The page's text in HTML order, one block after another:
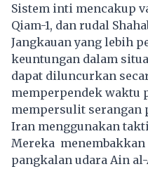
Sistem inti mencakup
Qiam-1, dan rudal
Jangkauan yang lebih
keuntungan dalam
dapat diluncurkan
memperpendek waktu
mempersulit serangan
Iran menggunakan
Mereka
pangkalan udara Ain